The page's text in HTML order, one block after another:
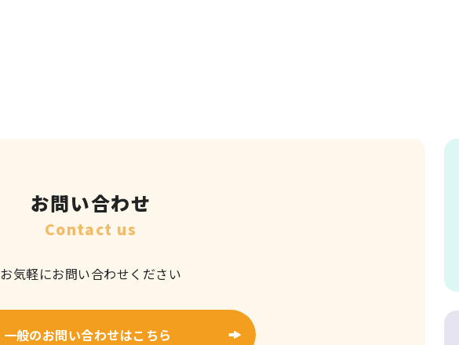
お問い合わせ
Contact us
お気軽にお問い合わせください
一般のお問い合わせはこちら